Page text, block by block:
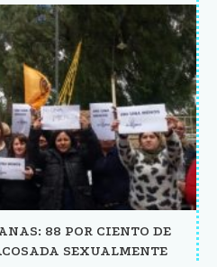
88 POR CIENTO DE
SEXUALMENTE